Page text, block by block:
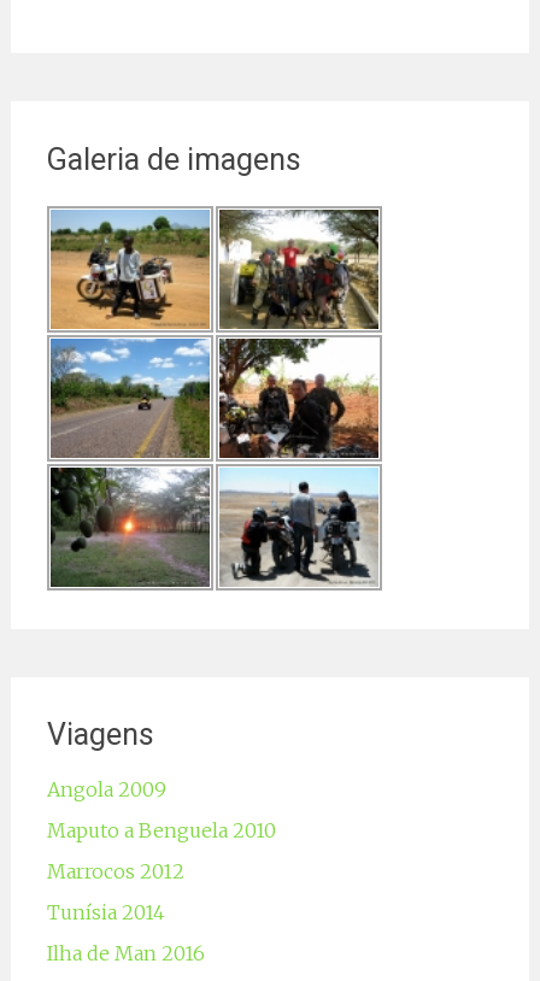
Galeria de imagens
Viagens
Angola 2009
Maputo a Benguela 2010
Marrocos 2012
Tunísia 2014
Ilha de Man 2016